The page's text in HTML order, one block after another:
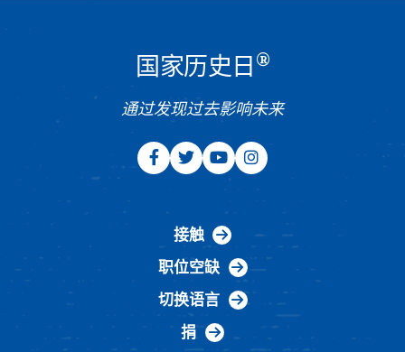
国家历史日 ®
通过发现过去影响未来
接触
职位空缺
切换语言
捐